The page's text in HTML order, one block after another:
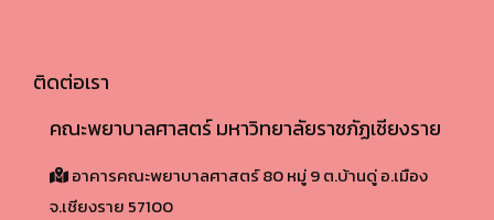
ติดต่อเรา
คณะพยาบาลศาสตร์ มหาวิทยาลัยราชภัฏเชียงราย
อาคารคณะพยาบาลศาสตร์ 80 หมู่ 9 ต.บ้านดู่ อ.เมือง
จ.เชียงราย 57100​